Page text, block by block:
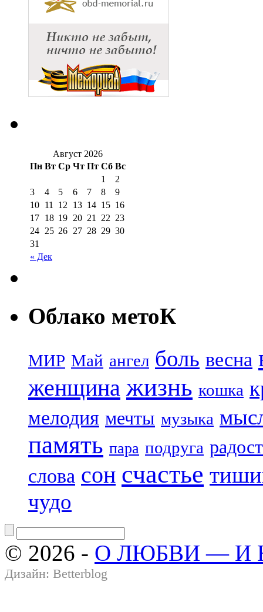
Август 2026
Пн Вт Ср Чт Пт Сб Вс
« Дек
1
2
3
4 5 6 7 8
9
10 11 12 13 14 15 16
17 18 19 20 21 22 23
24 25 26 27 28 29 30
31
Облако метоК
МИР Май ангел боль весна
женщина жизнь кошка
мелодия мечты музыка
память пара подруга
слова сон счастье
чудо
© 2026 - О ЛЮБВИ — И
Дизайн: Betterblog